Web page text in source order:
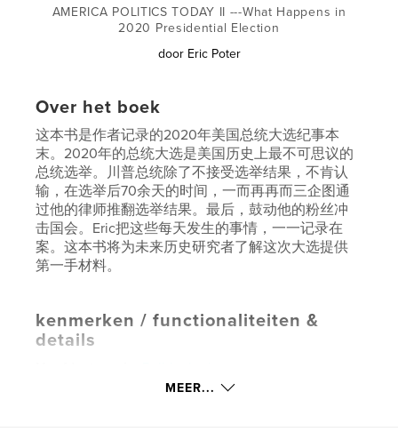
AMERICA POLITICS TODAY II ---What Happens in
2020 Presidential Election
door Eric Poter
Over het boek
这本书是作者记录的2020年美国总统大选纪事本
末。2020年的总统大选是美国历史上最不可思议的
总统选举。川普总统除了不接受选举结果，不肯认
输，在选举后70余天的时间，一而再再而三企图通
过他的律师推翻选举结果。最后，鼓动他的粉丝冲
击国会。Eric把这些每天发生的事情，一一记录在
案。这本书将为未来历史研究者了解这次大选提供
第一手材料。
kenmerken / functionaliteiten &
details
Aanvullende categorieën Verenigde Staten (VS)
MEER...